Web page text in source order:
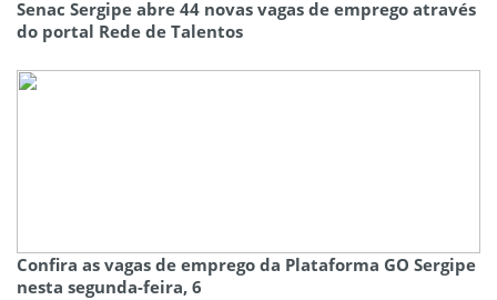
Senac Sergipe abre 44 novas vagas de emprego através
do portal Rede de Talentos
Confira as vagas de emprego da Plataforma GO Sergipe
nesta segunda-feira, 6